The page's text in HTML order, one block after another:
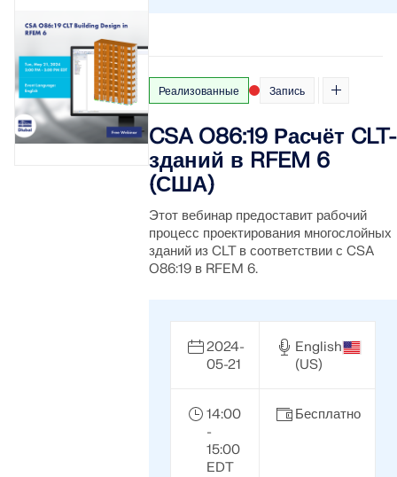
Реализованные Запись
CSA O86:19 Расчёт CLT-
зданий в RFEM 6
(США)
Этот вебинар предоставит рабочий
процесс проектирования многослойных
зданий из CLT в соответствии с CSA
O86:19 в RFEM 6.
2024-
05-21
English
(US)
14:00
-
15:00
EDT
Бесплатно